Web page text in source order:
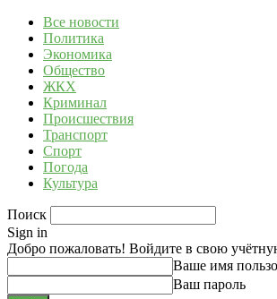
Все новости
Политика
Экономика
Общество
ЖКХ
Криминал
Происшествия
Транспорт
Спорт
Погода
Культура
Поиск
Sign in
Добро пожаловать! Войдите в свою
Ваше имя
Ваш пароль